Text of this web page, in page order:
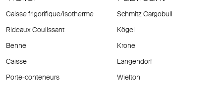
Caisse frigorifique/isotherme
Rideaux Coulissant
Benne
Caisse
Porte-conteneurs
Schmitz Cargobull
Kögel
Krone
Langendorf
Wielton